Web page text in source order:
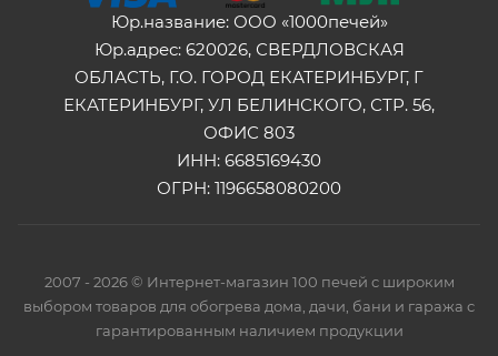
Юр.название: ООО «1000печей»
Юр.адрес: 620026, СВЕРДЛОВСКАЯ
ОБЛАСТЬ, Г.О. ГОРОД ЕКАТЕРИНБУРГ, Г
ЕКАТЕРИНБУРГ, УЛ БЕЛИНСКОГО, СТР. 56,
ОФИС 803
ИНН: 6685169430
ОГРН: 1196658080200
2007 - 2026 © Интернет-магазин 100 печей с широким
выбором товаров для обогрева дома, дачи, бани и гаража с
гарантированным наличием продукции